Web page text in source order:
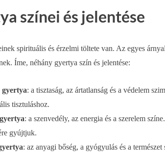
színei és jelentése
spirituális és érzelmi töltete van. Az egyes
Íme, néhány gyertya szín és jelentése:
gyertya: a tisztaság, az ártatlanság és a védelem
tisztuláshoz.
: a szenvedély, az energia és a szerelem
gyújtjuk.
: az anyagi bőség, a gyógyulás és a